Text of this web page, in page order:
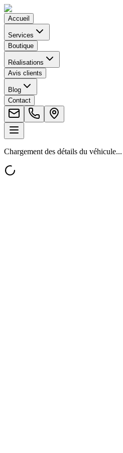
Accueil
Services
Boutique
Réalisations
Avis clients
Blog
Contact
Chargement des détails du véhicule...